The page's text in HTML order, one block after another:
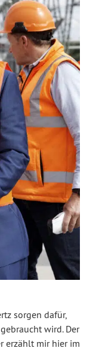
sorgen dafür,
wird. Der
erzählt mir hier im